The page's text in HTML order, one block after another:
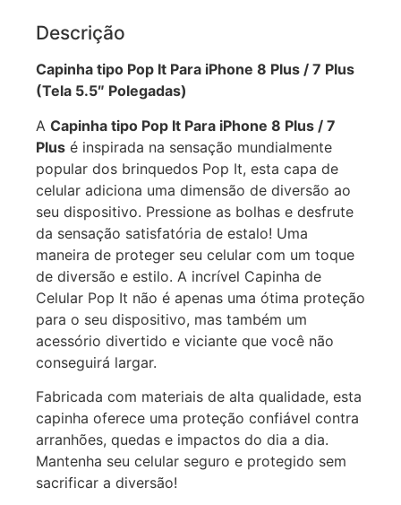
Descrição
Capinha tipo Pop It Para iPhone 8 Plus / 7 Plus
(Tela 5.5″ Polegadas)
A Capinha tipo Pop It Para iPhone 8 Plus / 7
Plus é inspirada na sensação mundialmente
popular dos brinquedos Pop It, esta capa de
celular adiciona uma dimensão de diversão ao
seu dispositivo. Pressione as bolhas e desfrute
da sensação satisfatória de estalo! Uma
maneira de proteger seu celular com um toque
de diversão e estilo. A incrível Capinha de
Celular Pop It não é apenas uma ótima proteção
para o seu dispositivo, mas também um
acessório divertido e viciante que você não
conseguirá largar.
Fabricada com materiais de alta qualidade, esta
capinha oferece uma proteção confiável contra
arranhões, quedas e impactos do dia a dia.
Mantenha seu celular seguro e protegido sem
sacrificar a diversão!